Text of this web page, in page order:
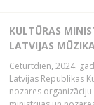
KULTŪRAS
LATVIJAS
Ceturtdien, 2024.
Latvijas Republikas
nozares